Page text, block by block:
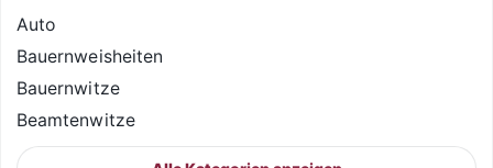
Auto
Bauernweisheiten
Bauernwitze
Beamtenwitze